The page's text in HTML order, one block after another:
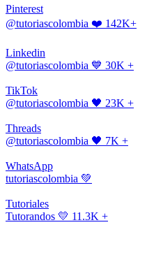
Pinterest
@tutoriascolombia ❤️ 142K+
Linkedin
@tutoriascolombia 💙 30K +
TikTok
@tutoriascolombia 🖤 23K +
Threads
@tutoriascolombia 🖤 7K +
WhatsApp
tutoriascolombia 💚
Tutoriales
Tutorandos 💛 11.3K +